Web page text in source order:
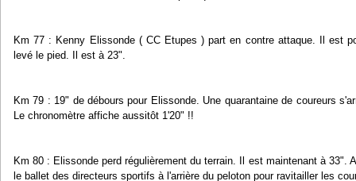
Km 77 : Kenny Elissonde ( CC Etupes ) part en contre attaque. Il est
levé le pied. Il est à 23".
Km 79 : 19" de débours pour Elissonde. Une quarantaine de coureurs
Le chronomètre affiche aussitôt 1'20" !!
Km 80 : Elissonde perd régulièrement du terrain. Il est maintenant à 33".
le ballet des directeurs sportifs à l'arrière du peloton pour ravitailler les